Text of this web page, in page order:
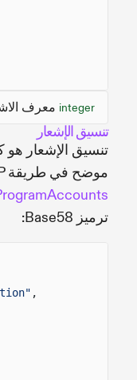
integer معرف
تنسيق الإشعار
تنسيق الإشعار
موضح في طريقة RPC HTTP
ترميز Base58:
,